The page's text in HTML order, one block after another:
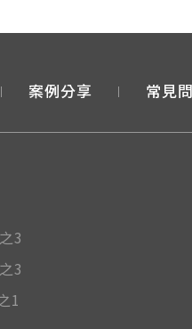
案例分享 常見
3
3
1上的使用體驗、協助我們分析網站